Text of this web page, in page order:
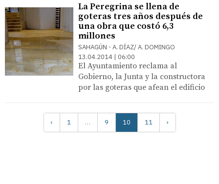
La Peregrina se llena de
goteras tres años después de
una obra que costó 6,3
millones
SAHAGÚN - A. DÍAZ/ A. DOMINGO
13.04.2014 | 06:00
El Ayuntamiento reclama al
Gobierno, la Junta y la constructora
por las goteras que afean el edificio
‹ 1 … 9 10 11 ›